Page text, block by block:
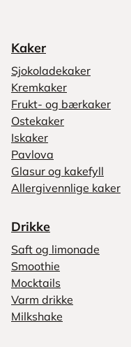
Kaker
Sjokoladekaker
Kremkaker
Frukt- og bærkaker
Ostekaker
Iskaker
Pavlova
Glasur og kakefyll
Allergivennlige kaker
Drikke
Saft og limonade
Smoothie
Mocktails
Varm drikke
Milkshake